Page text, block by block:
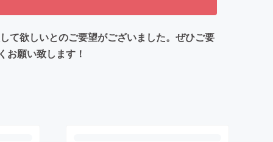
て欲しいとのご要望がございました。ぜひご要
お願い致します！